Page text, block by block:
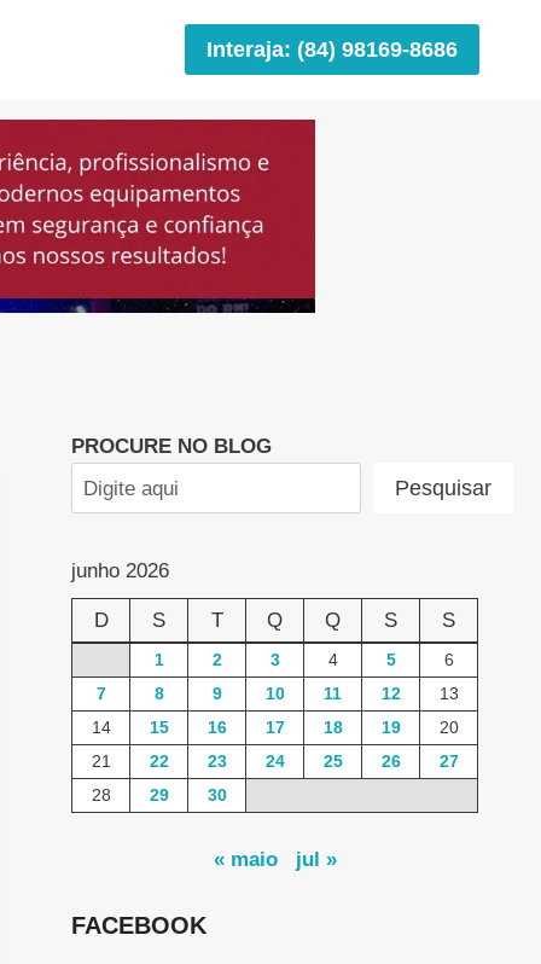
Interaja: (84) 98169-8686
PROCURE NO BLOG
Pesquisar
junho 2026
D S T Q Q S S
1 2 3 4 5
6
7
8 9 10 11 12
13
14
15 16 17 18 19
20
21
22 23 24 25 26
27
28
29 30
« maio jul »
FACEBOOK